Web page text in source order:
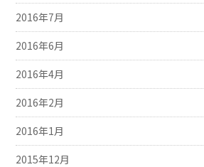
2016年7月
2016年6月
2016年4月
2016年2月
2016年1月
2015年12月